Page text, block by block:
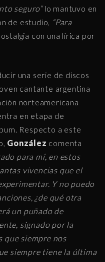
seguro” lo mantuvo en
de estudio,
“Para
con una lírica por
una serie de discos
cantante argentina
norteamericana
en etapa de
Respecto a este
González comenta
para mí, en estos
vivencias que el
Y no puedo
¿de qué otra
un puñado de
signado por la
que siempre nos
siempre tiene la última